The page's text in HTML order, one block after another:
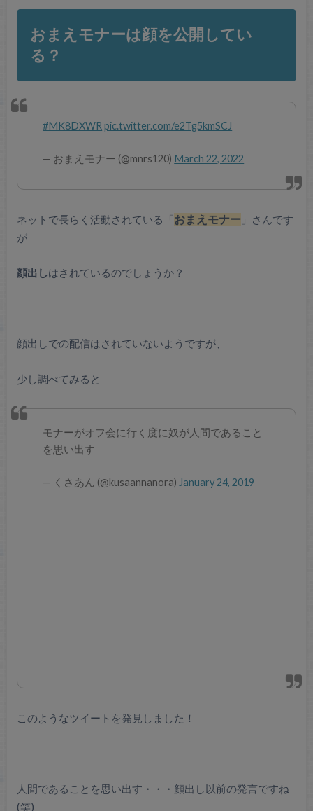
おまえモナーは顔を公開してい
る？
#MK8DXWR pic.twitter.com/e2Tg5kmSCJ
— おまえモナー (@mnrs120) March 22, 2022
ネットで長らく活動されている「おまえモナー 」さんです
が
顔出しはされているのでしょうか？
顔出しでの配信はされていないようですが、
少し調べてみると
モナーがオフ会に行く度に奴が人間であること
を思い出す
— くさあん (@kusaannanora) January 24, 2019
このようなツイートを発見しました！
人間であることを思い出す・・・顔出し以前の発言ですね
(笑)